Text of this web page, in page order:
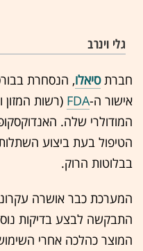
גלי וינרב
חברתסיאלו, הנסחרת
אישור ה-FDA (רשות המזון
המודולרי שלה.
הטיפול בעת ביצוע השתלות
בבלוטות הרוק.
התבקשה לבצע בדיקות
המוצר כהלכה אחרי